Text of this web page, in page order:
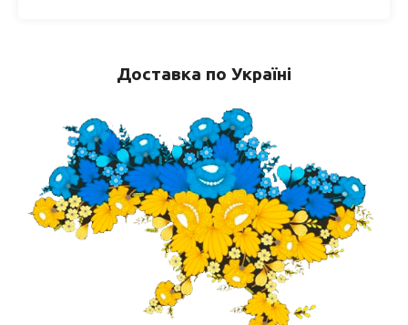
Доставка по Україні